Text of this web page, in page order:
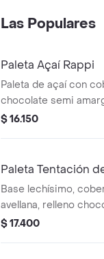
Las Populares
Paleta Açaí Rappi
Paleta de açaí con
chocolate semi
lechísimo.
$ 16.150
Paleta Tentación
Base lechísimo,
avellana, relleno
$ 17.400